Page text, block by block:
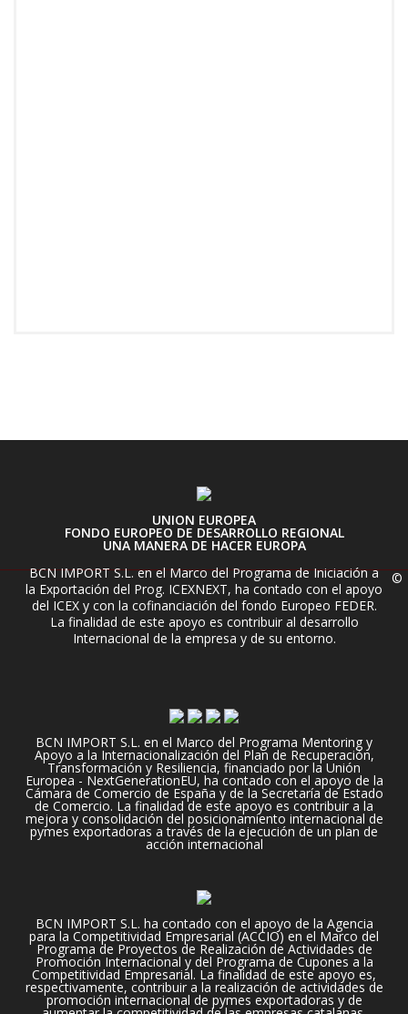
UNION EUROPEA
FONDO EUROPEO DE DESARROLLO REGIONAL
UNA MANERA DE HACER EUROPA
BCN IMPORT S.L. en el Marco del Programa de Iniciación a
la Exportación del Prog. ICEXNEXT, ha contado con el apoyo
del ICEX y con la cofinanciación del fondo Europeo FEDER.
La finalidad de este apoyo es contribuir al desarrollo
Internacional de la empresa y de su entorno.
BCN IMPORT S.L. en el Marco del Programa Mentoring y
Apoyo a la Internacionalización del Plan de Recuperación,
Transformación y Resiliencia, financiado por la Unión
Europea - NextGenerationEU, ha contado con el apoyo de la
Cámara de Comercio de España y de la Secretaría de Estado
de Comercio. La finalidad de este apoyo es contribuir a la
mejora y consolidación del posicionamiento internacional de
pymes exportadoras a través de la ejecución de un plan de
acción internacional
BCN IMPORT S.L. ha contado con el apoyo de la Agencia
para la Competitividad Empresarial (ACCIO) en el Marco del
Programa de Proyectos de Realización de Actividades de
Promoción Internacional y del Programa de Cupones a la
Competitividad Empresarial. La finalidad de este apoyo es,
respectivamente, contribuir a la realización de actividades de
promoción internacional de pymes exportadoras y de
©